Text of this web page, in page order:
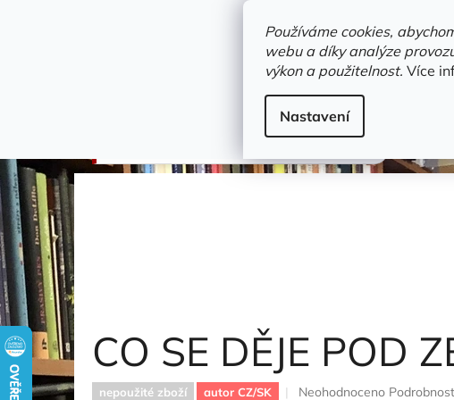
Používáme cookies,
webu a díky analýze
výkon a použitelnost. Více
Nastavení
Novinky Trvalky a bestsellery
Bartíková Petra
CO SE DĚJE POD
nepoužité zboží autor CZ/SK
Průměrné
Neohodnoceno